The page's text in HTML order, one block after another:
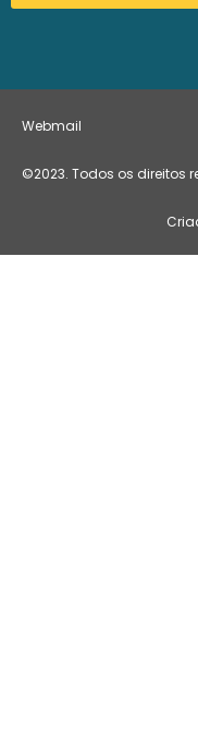
Webmail
©2023. Todos os direitos